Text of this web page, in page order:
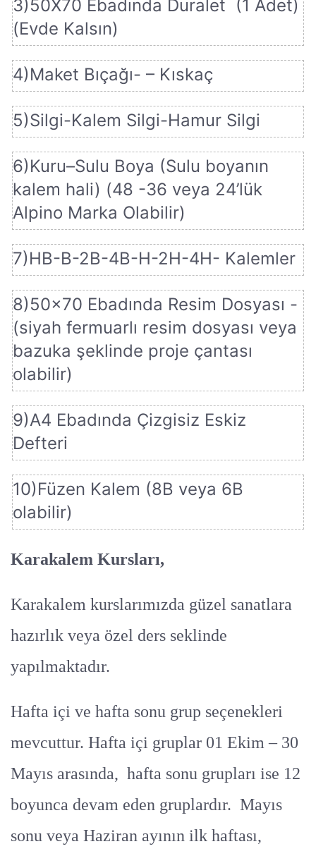
3)50X70 Ebadında Duralet (1 Adet)
(Evde Kalsın)
4)Maket Bıçağı- – Kıskaç
5)Silgi-Kalem Silgi-Hamur Silgi
6)Kuru–Sulu Boya (Sulu boyanın
kalem hali) (48 -36 veya 24’lük
Alpino Marka Olabilir)
7)HB-B-2B-4B-H-2H-4H- Kalemler
8)50×70 Ebadında Resim Dosyası -
(siyah fermuarlı resim dosyası veya
bazuka şeklinde proje çantası
olabilir)
9)A4 Ebadında Çizgisiz Eskiz
Defteri
10)Füzen Kalem (8B veya 6B
olabilir)
Karakalem Kursları,
Karakalem kurslarımızda güzel sanatlara
hazırlık veya özel ders seklinde
yapılmaktadır.
Hafta içi ve hafta sonu grup seçenekleri
mevcuttur. Hafta içi gruplar 01 Ekim – 30
Mayıs arasında, hafta sonu grupları ise 12
boyunca devam eden gruplardır. Mayıs
sonu veya Haziran ayının ilk haftası,